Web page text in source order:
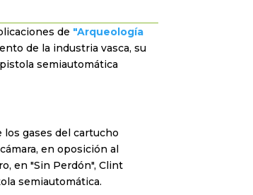
de "Arqueología
de la industria vasca, su
semiautomática
los gases del cartucho
en oposición al
en "Sin Perdón", Clint
semiautomática.